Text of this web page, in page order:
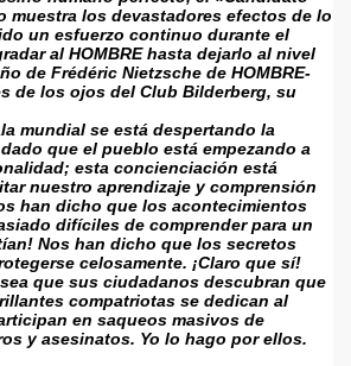
muestra los devastadores efectos de lo
un esfuerzo continuo durante el
al HOMBRE hasta dejarlo al nivel
de Frédéric Nietzsche de HOMBRE-
de los ojos del Club Bilderberg, su
mundial se está despertando la
que el pueblo está empezando a
esta concienciación está
nuestro aprendizaje y comprensión
han dicho que los acontecimientos
difíciles de comprender para un
Nos han dicho que los secretos
celosamente. ¡Claro que sí!
que sus ciudadanos descubran que
compatriotas se dedican al
en saqueos masivos de
y asesinatos. Yo lo hago por ellos.